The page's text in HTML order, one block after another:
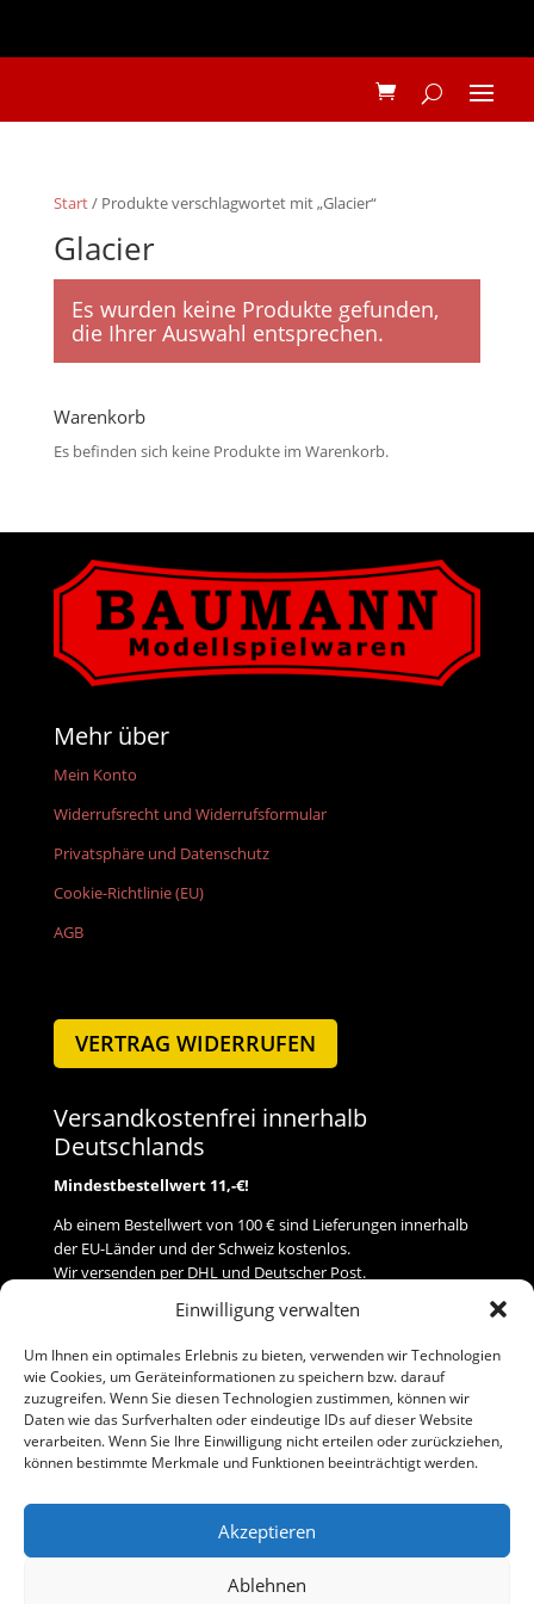
Einwilligung verwalten
Um Ihnen ein optimales Erlebnis zu bieten, verwenden wir Technologien
wie Cookies, um Geräteinformationen zu speichern bzw. darauf
zuzugreifen. Wenn Sie diesen Technologien zustimmen, können wir
Daten wie das Surfverhalten oder eindeutige IDs auf dieser Website
verarbeiten. Wenn Sie Ihre Einwilligung nicht erteilen oder zurückziehen,
können bestimmte Merkmale und Funktionen beeinträchtigt werden.
Akzeptieren
Ablehnen
Start/ Produkte verschlagwortet mit „Glacier“
Glacier
Es wurden keine Produkte gefunden,
die Ihrer Auswahl entsprechen.
Warenkorb
Es befinden sich keine Produkte im Warenkorb.
Mehr über
Mein Konto
Widerrufsrecht und Widerrufsformular
Privatsphäre und Datenschutz
Cookie-Richtlinie (EU)
AGB
VERTRAG WIDERRUFEN
Versandkostenfrei innerhalb
Deutschlands
Mindestbestellwert 11,-€!
Ab einem Bestellwert von 100 € sind Lieferungen innerhalb
der EU-Länder und der Schweiz kostenlos.
Wir versenden per DHL und Deutscher Post.
Versand
Zahlung
Baumann Modellspielwaren
Telefon (0 91 61) 33 84